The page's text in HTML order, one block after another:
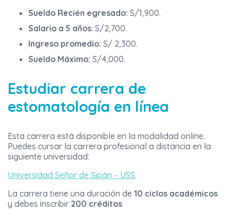
Sueldo Recién egresado: S/1,900.
Salario a 5 años: S/2,700.
Ingreso promedio: S/ 2,300.
Sueldo Máximo: S/4,000.
Estudiar carrera de
estomatología en línea
Esta carrera está disponible en la modalidad online.
Puedes cursar la carrera profesional a distancia en la
siguiente universidad:
Universidad Señor de Sipán – USS.
La carrera tiene una duración de 10 ciclos académicos
y debes inscribir 200 créditos